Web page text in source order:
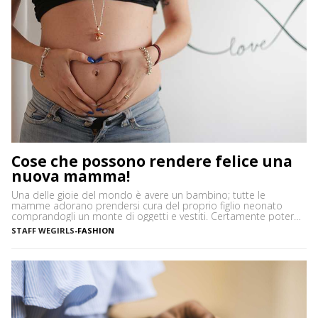
Cose che possono rendere felice una
nuova mamma!
Una delle gioie del mondo è avere un bambino; tutte le
mamme adorano prendersi cura del proprio figlio neonato
comprandogli un monte di oggetti e vestiti. Certamente poter
vestire il proprio bambino è una delle attività più divertenti e lo
è anche utilizzare tutto ciò che può aiutare nell’accudire il
STAFF WEGIRLS-FASHION